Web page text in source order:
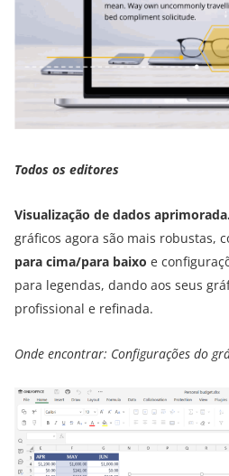
Todos os editores
Visualização de dados aprimorada.
gráficos agora são mais robustas,
para cima/para baixo e
para legendas, dando aos seus
profissional e refinada.
Onde encontrar: Configurações do